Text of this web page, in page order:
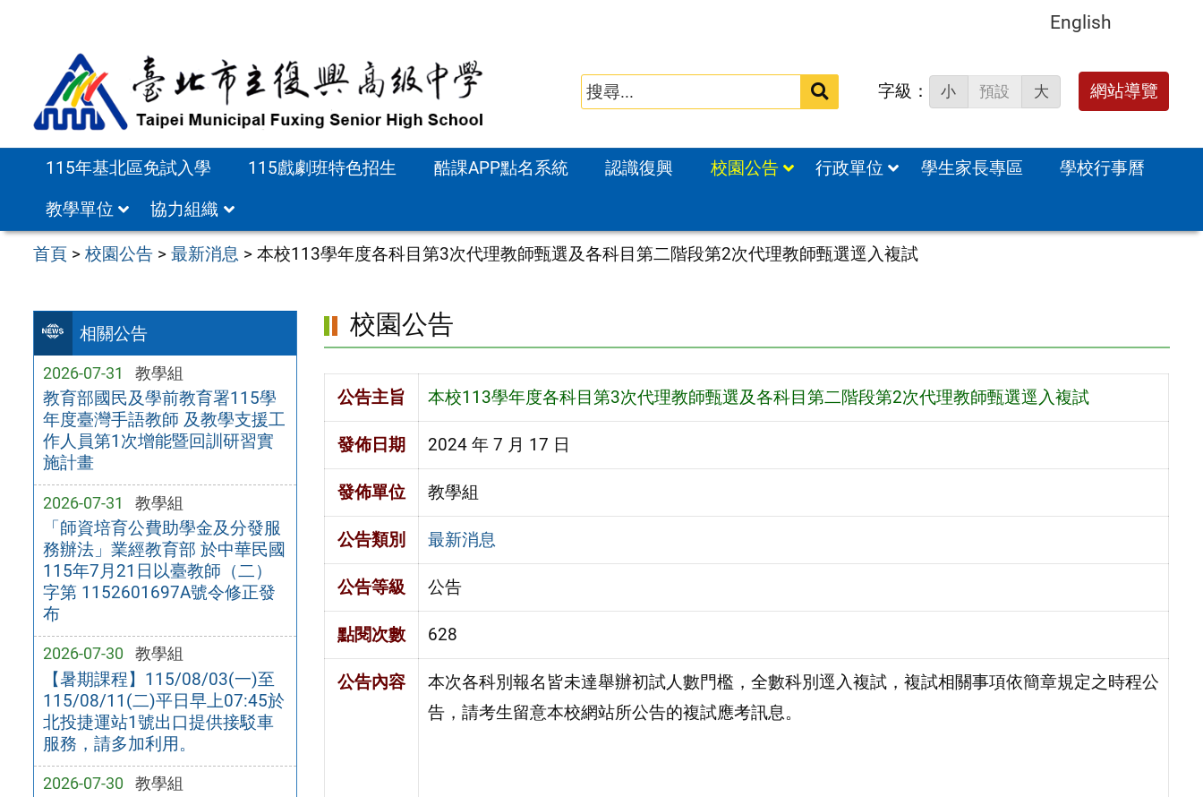
English
搜
字級： 小 預設 大 網站導覽
115年基北區免試入學 115戲劇班特色招生 酷課APP點名系統 認識復興 校園公告 行政單位 學生家長專區
學校行事曆
教學單位
協力組織
首頁 >校園公告 >最新消息 >本校113學年度各科目第3次代理教師甄選及各科目第二階段第2次代理教師甄選逕入複試
相關公告
2026-07-31 教學組
教育部國民及學前教育署115學
年度臺灣手語教師 及教學支援工
作人員第1次增能暨回訓研習實
施計畫
2026-07-31 教學組
「師資培育公費助學金及分發服
務辦法」業經教育部 於中華民國
115年7月21日以臺教師（二）
字第 1152601697A號令修正發
布
2026-07-30 教學組
【暑期課程】115/08/03(一)至
115/08/11(二)平日早上07:45於
北投捷運站1號出口提供接駁車
服務，請多加利用。
2026-07-30 教學組
校園公告
公告主旨 本校113學年度各科目第3次代理教師甄選及各科目第二階段第2次代理教師甄選逕入複試
發佈日期 2024 年 7 月 17 日
發佈單位 教學組
公告類別 最新消息
公告等級 公告
點閱次數 628
公告內容
本次各科別報名皆未達舉辦初試人數門檻，全數科別逕入複試，複試相關事項依簡章規定之時程公
告，請考生留意本校網站所公告的複試應考訊息。